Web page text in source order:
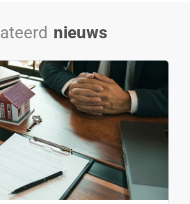
nieuws